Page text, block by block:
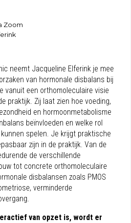
Zoom
neemt Jacqueline Elferink je mee
van hormonale disbalans bij
vanuit een orthomoleculaire visie
praktijk. Zij laat zien hoe voeding,
en hormoonmetabolisme
beïnvloeden en welke rol
spelen. Je krijgt praktische
zijn in de praktijk. Van de
de verschillende
tot concrete orthomoleculaire
disbalansen zoals PMOS
verminderde
van opzet is, wordt er